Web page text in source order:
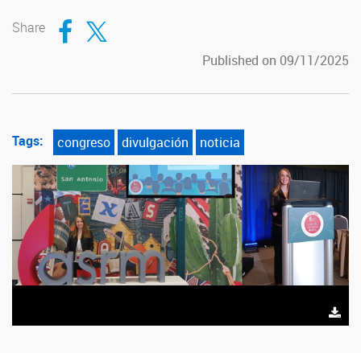
Share Compartir en Facebook
Compartir en Twitter
Published on 09/11/2025
Tags: congreso divulgación noticia